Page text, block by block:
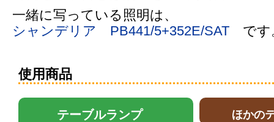
一緒に写っている照明は、
シャンデリア PB441/5+352E/SAT です
使用商品
テーブルランプ
ほかの